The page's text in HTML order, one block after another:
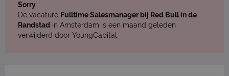
Sorry
De vacature Fulltime Salesmanager bij Red Bull in de
Randstad in Amsterdam is een maand geleden
verwijderd door YoungCapital.